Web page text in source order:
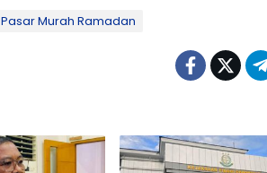
Pasar Murah Ramadan